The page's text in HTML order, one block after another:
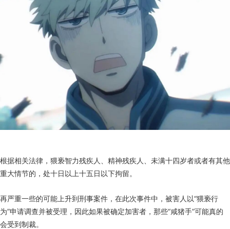
根据相关法律，猥亵智力残疾人、精神残疾人、未满十四岁者或者有其他
重大情节的，处十日以上十五日以下拘留。
再严重一些的可能上升到刑事案件，在此次事件中，被害人以“猥亵行
为”申请调查并被受理，因此如果被确定加害者，那些“咸猪手”可能真的
会受到制裁。